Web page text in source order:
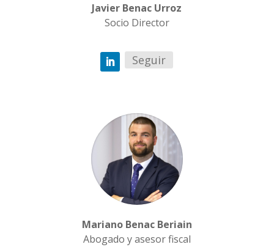
Javier Benac Urroz
Socio Director
Seguir
Mariano Benac Beriain
Abogado y asesor fiscal